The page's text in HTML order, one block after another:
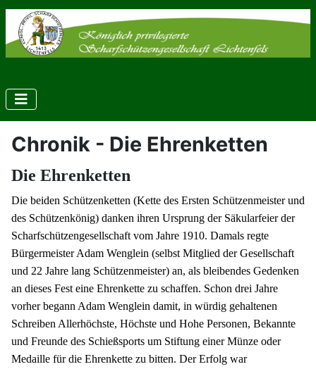
Chronik - Die Ehrenketten
Die Ehrenketten
Die beiden Schützenketten (Kette des Ersten Schützenmeister und
des Schützenkönig) danken ihren Ursprung der Säkularfeier der
Scharfschützengesellschaft vom Jahre 1910. Damals regte
Bürgermeister Adam Wenglein (selbst Mitglied der Gesellschaft
und 22 Jahre lang Schützenmeister) an, als bleibendes Gedenken
an dieses Fest eine Ehrenkette zu schaffen. Schon drei Jahre
vorher begann Adam Wenglein damit, in würdig gehaltenen
Schreiben Allerhöchste, Höchste und Hohe Personen, Bekannte
und Freunde des Schießsports um Stiftung einer Münze oder
Medaille für die Ehrenkette zu bitten. Der Erfolg war